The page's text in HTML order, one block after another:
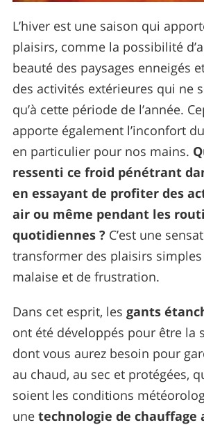
L’hiver est une saison qui
plaisirs, comme la possibilité
beauté des paysages enneigés
des activités extérieures qui ne
qu’à cette période de l’année.
apporte également l’inconfort
en particulier pour nos mains.
ressenti ce froid pénétrant
en essayant de profiter des
air ou même pendant les
quotidiennes ? C’est une
transformer des plaisirs
malaise et de frustration.
Dans cet esprit, les gants
ont été développés pour être la
dont vous aurez besoin pour
au chaud, au sec et protégées,
soient les conditions
une technologie de chauffage